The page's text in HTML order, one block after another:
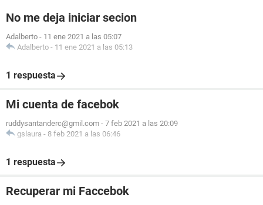
No me deja iniciar secion
Adalberto - 11 ene 2021 a las 05:07
Adalberto - 11 ene 2021 a las 05:13
1 respuesta
Mi cuenta de facebok
ruddysantanderc@gmil.com - 7 feb 2021 a las 20:09
gslaura - 8 feb 2021 a las 06:46
1 respuesta
Recuperar mi Faccebok